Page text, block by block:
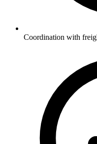
Coordination with